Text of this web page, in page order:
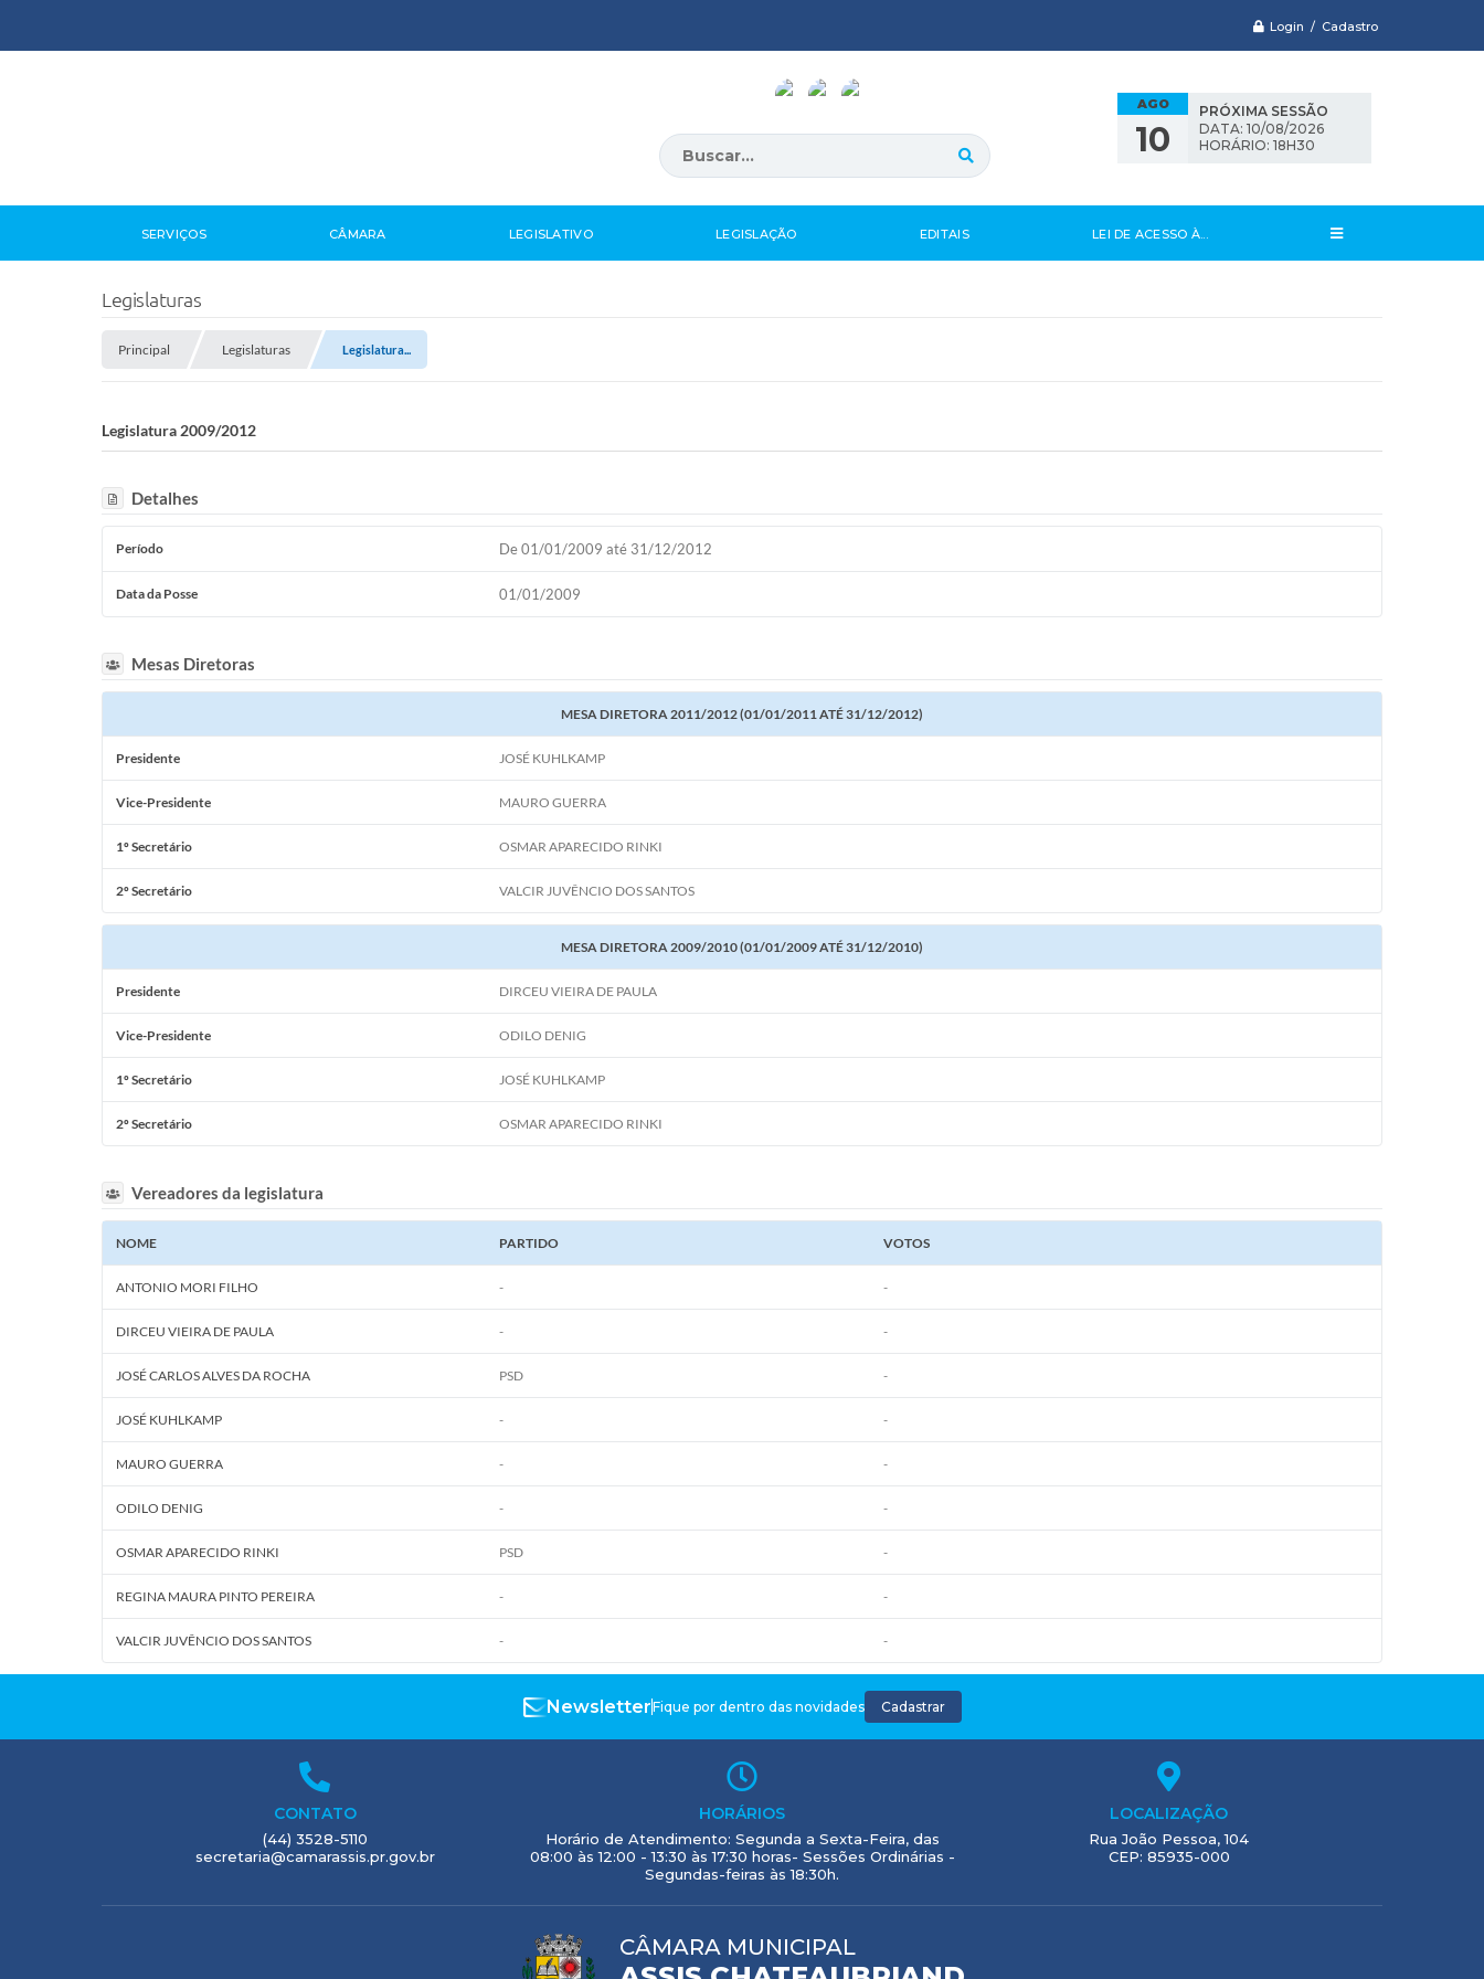
Login / Cadastro
AGO
10
PRÓXIMA SESSÃO
DATA: 10/08/2026
HORÁRIO: 18H30
SERVIÇOS CÂMARA LEGISLATIVO LEGISLAÇÃO EDITAIS LEI DE ACESSO À...
Legislaturas
Principal Legislaturas Legislatura...
Legislatura 2009/2012
Detalhes
Período De 01/01/2009 até 31/12/2012
Data da Posse 01/01/2009
Mesas Diretoras
MESA DIRETORA 2011/2012 (01/01/2011 ATÉ 31/12/2012)
Presidente JOSÉ KUHLKAMP
Vice-Presidente MAURO GUERRA
1º Secretário OSMAR APARECIDO RINKI
2º Secretário VALCIR JUVÊNCIO DOS SANTOS
MESA DIRETORA 2009/2010 (01/01/2009 ATÉ 31/12/2010)
Presidente DIRCEU VIEIRA DE PAULA
Vice-Presidente ODILO DENIG
1º Secretário JOSÉ KUHLKAMP
2º Secretário OSMAR APARECIDO RINKI
Vereadores da legislatura
NOME PARTIDO VOTOS
ANTONIO MORI FILHO - -
DIRCEU VIEIRA DE PAULA - -
JOSÉ CARLOS ALVES DA ROCHA PSD -
JOSÉ KUHLKAMP - -
MAURO GUERRA - -
ODILO DENIG - -
OSMAR APARECIDO RINKI PSD -
REGINA MAURA PINTO PEREIRA - -
VALCIR JUVÊNCIO DOS SANTOS - -
NewsletterFique por dentro das novidades Cadastrar
CONTATO
(44) 3528-5110
secretaria@camarassis.pr.gov.br
HORÁRIOS
Horário de Atendimento: Segunda a Sexta-Feira, das
08:00 às 12:00 - 13:30 às 17:30 horas- Sessões Ordinárias -
Segundas-feiras às 18:30h.
LOCALIZAÇÃO
Rua João Pessoa, 104
CEP: 85935-000
CÂMARA MUNICIPAL